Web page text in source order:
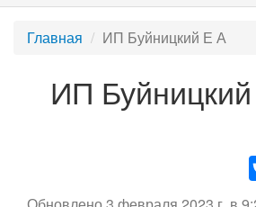
Главная ИП Буйницкий Е А
ИП